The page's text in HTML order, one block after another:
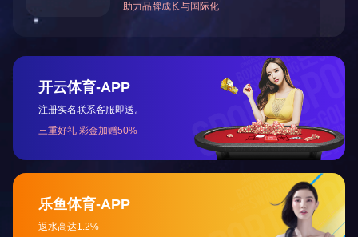
下一篇：
咨询与了解
电 话：0745-2261111